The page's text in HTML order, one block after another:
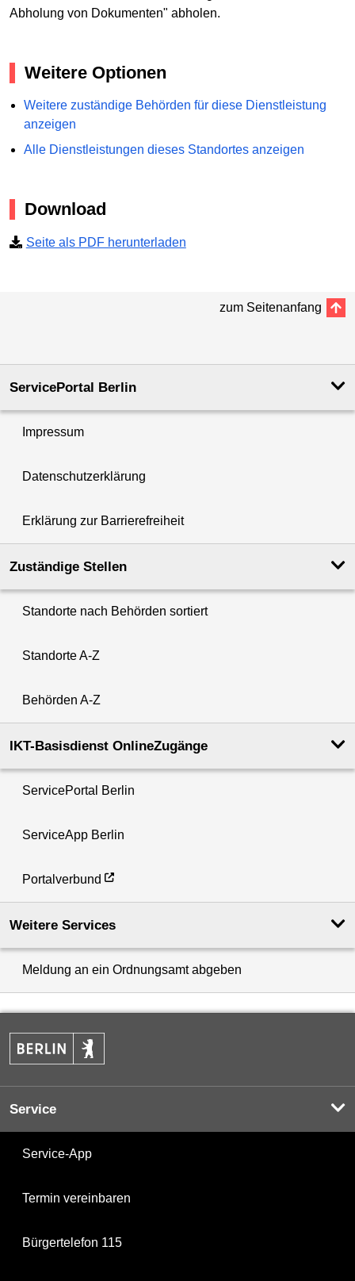
Abholung von Dokumenten" abholen.
Weitere Optionen
Weitere zuständige Behörden für diese Dienstleistung
anzeigen
Alle Dienstleistungen dieses Standortes anzeigen
Download
Seite als PDF herunterladen
zum Seitenanfang
ServicePortal Berlin
Impressum
Datenschutzerklärung
Erklärung zur Barrierefreiheit
Zuständige Stellen
Standorte nach Behörden sortiert
Standorte A-Z
Behörden A-Z
IKT-Basisdienst OnlineZugänge
ServicePortal Berlin
ServiceApp Berlin
Portalverbund
Weitere Services
Meldung an ein Ordnungsamt abgeben
Service
Service-App
Termin vereinbaren
Bürgertelefon 115